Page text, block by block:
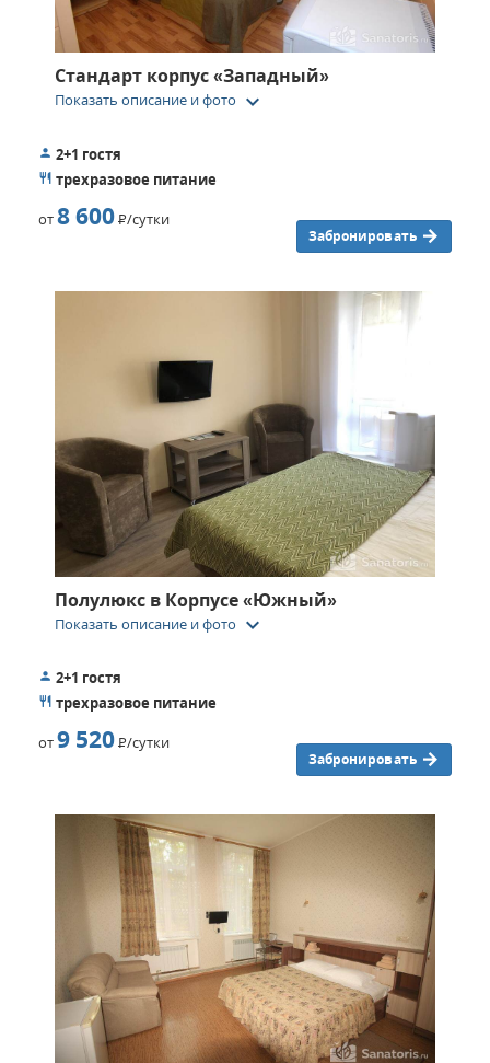
Стандарт корпус «Западный»
Показать описание и фото keyboard_arrow_down
2+1 гостя
трехразовое питание
от8 600Р/сутки
Забронировать
Полулюкс в Корпусе «Южный»
Показать описание и фото keyboard_arrow_down
2+1 гостя
трехразовое питание
от9 520Р/сутки
Забронировать